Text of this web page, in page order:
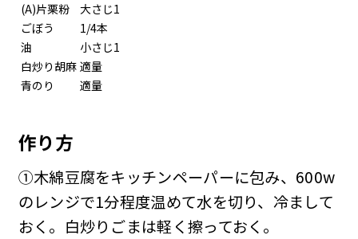
(A)片栗粉
大さじ1
ごぼう
1/4本
油
小さじ1
白炒り胡麻 適量
青のり
適量
作り方
①木綿豆腐をキッチンペーパーに包み、600w
のレンジで1分程度温めて水を切り、冷まして
おく。白炒りごまは軽く擦っておく。